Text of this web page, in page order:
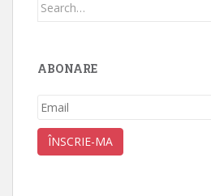
ABONARE
Email
ÎNSCRIE-MA